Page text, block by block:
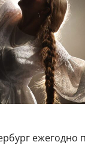
ежегодно